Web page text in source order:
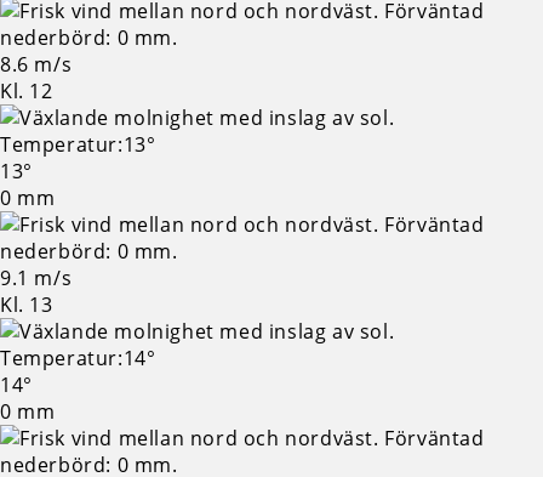
8.6 m/s
Kl. 12
13°
0 mm
9.1 m/s
Kl. 13
14°
0 mm